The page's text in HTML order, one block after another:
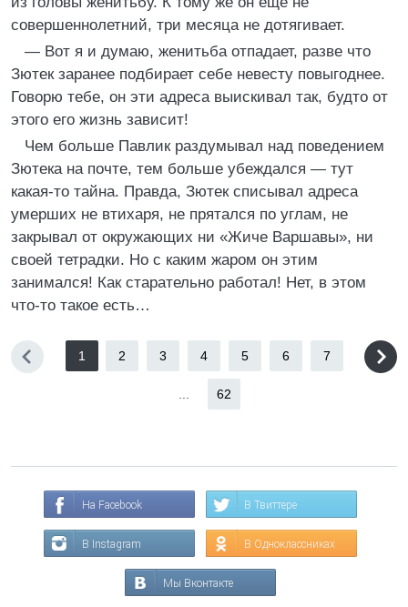
совершеннолетний, три месяца не дотягивает.
— Вот я и думаю, женитьба отпадает, разве что
Зютек заранее подбирает себе невесту повыгоднее.
Говорю тебе, он эти адреса выискивал так, будто от
этого его жизнь зависит!
Чем больше Павлик раздумывал над поведением
Зютека на почте, тем больше убеждался — тут
какая-то тайна. Правда, Зютек списывал адреса
умерших не втихаря, не прятался по углам, не
закрывал от окружающих ни «Жиче Варшавы», ни
своей тетрадки. Но с каким жаром он этим
занимался! Как старательно работал! Нет, в этом
что-то такое есть…
1 2 3 4 5 6 7
62
На Facebook В Твиттере
В Instagram В Одноклассниках
Мы Вконтакте